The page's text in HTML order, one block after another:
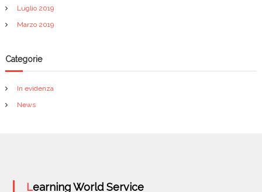
Luglio 2019
Marzo 2019
Categorie
In evidenza
News
Learning World Service